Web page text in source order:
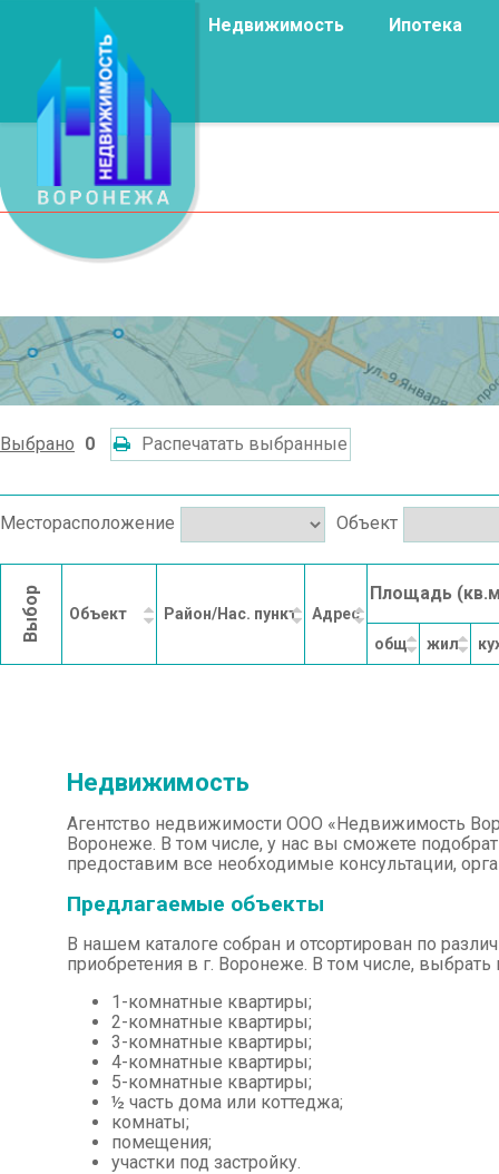
Недвижимость Ипотека
Выбрано 0 Распечатать выбранные
Месторасположение Объект
Выбор Объект Район/Нас. пункт Адрес
Площадь
общ. жил.
Недвижимость
Агентство недвижимости ООО «Недвижимость
Воронеже. В том числе, у нас вы сможете
предоставим все необходимые консультации,
Предлагаемые объекты
В нашем каталоге собран и отсортирован по
приобретения в г. Воронеже. В том числе,
1-комнатные квартиры;
2-комнатные квартиры;
3-комнатные квартиры;
4-комнатные квартиры;
5-комнатные квартиры;
½ часть дома или коттеджа;
комнаты;
помещения;
участки под застройку.